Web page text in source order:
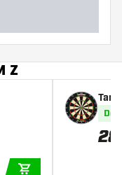
Z
ne